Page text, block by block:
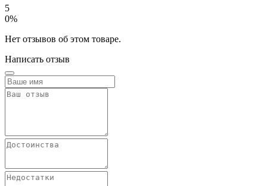
5
0%
Нет отзывов об этом товаре.
Написать отзыв